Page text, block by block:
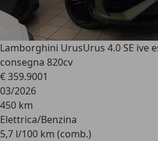
Lamborghini UrusUrus 4.0 SE ive
consegna 820cv
€ 359.9001
03/2026
450 km
Elettrica/Benzina
5,7 l/100 km (comb.)